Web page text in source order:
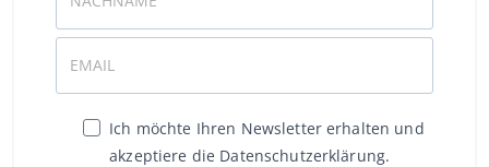
Ich möchte Ihren Newsletter erhalten und
akzeptiere die Datenschutzerklärung.